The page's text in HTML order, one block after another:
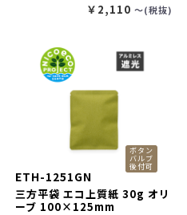
￥2,110 〜(税抜)
ボタン
バルブ
後付可
ETH-1251GN
三方平袋 エコ上質紙 30g オリ
ーブ 100×125mm